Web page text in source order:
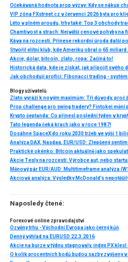
Očekávaná hodnota prop výzvy: Kdy se nákup
VIP zóna FXstreet.cz v červenci 2026 byla pro
Káva na rozcestí. Přinese rekordní úroda další
Akcie, dolar, bitcoin, zlato, ropa: Začíná to!
Blogy uživatelů
Prop challenge pro swing tradery? Fintokei mění
Tato legenda čeká krach jako v roce 1987!
Dosáhne SpaceX do roku 2030 tržeb ve výši 1
Akcie Tesly na rozcestí: Výrobce aut, nebo
Měnový pár EUR/AUD: Multitimeframe analýza
Naposledy čtené:
Forexové online zpravodajství
Ozvěny trhu - Východní Evropa jako černý kůň
Denný výhľad na EURUSD 22.3.2016
Akcie na burze v týdnu stagnovaly, index PX klesl
O kolik procentních bodů budou sazby zvýšeny